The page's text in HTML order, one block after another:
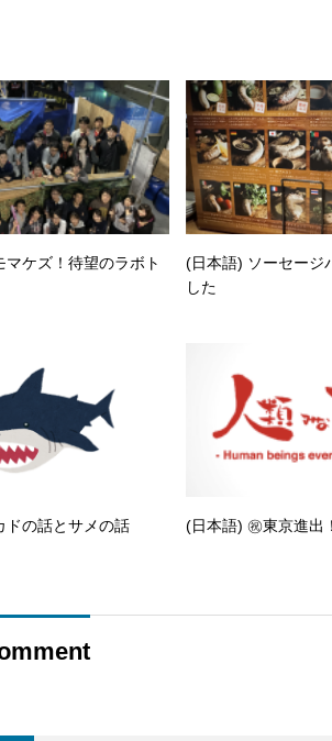
ケズ！待望のラボト
(日本語) ソーセージ
した
ドの話とサメの話 (日本語) ㊗️東京進出！